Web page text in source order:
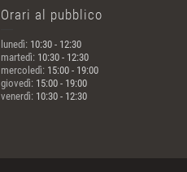
Orari al pubblico
lunedì: 10:30 - 12:30
martedì: 10:30 - 12:30
mercoledì: 15:00 - 19:00
giovedì: 15:00 - 19:00
venerdì: 10:30 - 12:30